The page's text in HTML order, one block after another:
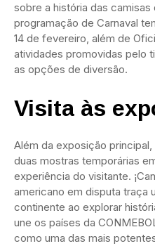
sobre a história das camisas
programação de Carnaval
14 de fevereiro, além de
atividades promovidas pelo
as opções de diversão.
Visita às
Além da exposição
duas mostras temporárias
experiência do visitante.
americano em disputa traça
continente ao explorar
une os países da
como uma das mais